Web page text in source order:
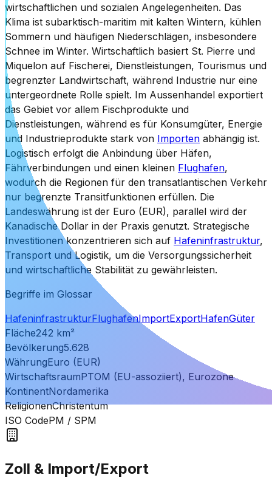
wirtschaftlichen und sozialen Angelegenheiten. Das
Klima ist subarktisch-maritim mit kalten Wintern, kühlen
Sommern und häufigen Niederschlägen, insbesondere
Schnee im Winter. Wirtschaftlich basiert St. Pierre und
Miquelon auf Fischerei, Dienstleistungen, Tourismus und
begrenzter Landwirtschaft, während Industrie nur eine
untergeordnete Rolle spielt. Im Aussenhandel exportiert
das Gebiet vor allem Fischprodukte und
Dienstleistungen, während es für Konsumgüter, Energie
und Industrieprodukte stark von Importen abhängig ist.
Logistisch erfolgt die Anbindung über Häfen,
Fährverbindungen und einen kleinen Flughafen,
wodurch die Regionen für den transatlantischen Verkehr
nur begrenzte Transitfunktionen erfüllen. Die
Landeswährung ist der Euro (EUR), parallel wird der
Kanadische Dollar in der Praxis genutzt. Strategische
Investitionen konzentrieren sich auf Hafeninfrastruktur,
Transport und Logistik, um die Versorgungssicherheit
und wirtschaftliche Stabilität zu gewährleisten.
Begriffe im Glossar
HafeninfrastrukturFlughafenImportExportHafenGüter
Fläche242 km²
Bevölkerung5.628
WährungEuro (EUR)
WirtschaftsraumPTOM (EU-assoziiert), Eurozone
KontinentNordamerika
ReligionenChristentum
ISO CodePM / SPM
Zoll & Import/Export